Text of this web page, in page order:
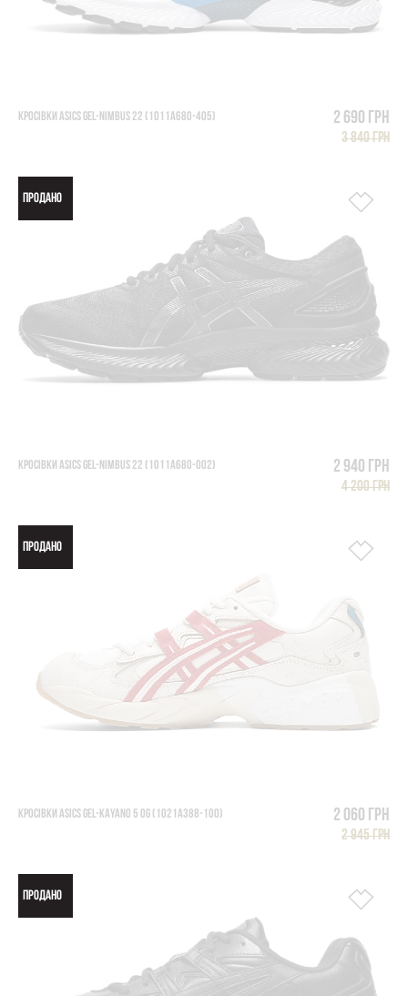
КРОСІВКИ ASICS GEL-NIMBUS 22 (1011A680-405) 2 690 грн
3 840 грн
ПРОДАНО
КРОСІВКИ ASICS GEL-NIMBUS 22 (1011A680-002) 2 940 грн
4 200 грн
ПРОДАНО
КРОСІВКИ ASICS GEL-KAYANO 5 OG (1021A388-100) 2 060 грн
2 945 грн
ПРОДАНО